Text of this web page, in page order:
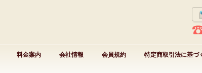
料金案内 会社情報 会員規約 特定商取引法に基づ